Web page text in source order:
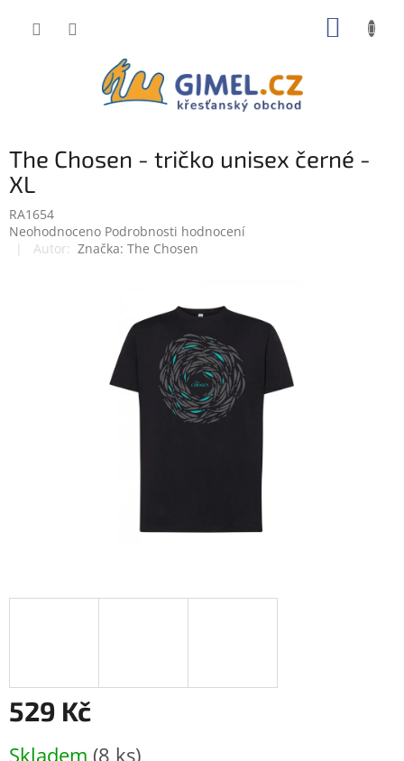
The Chosen - tričko unisex černé -
XL
RA1654
Průměrné
hodnocení
Neohodnoceno Podrobnosti hodnocení
Značka: The Chosen
529 Kč
Skladem (8 ks)